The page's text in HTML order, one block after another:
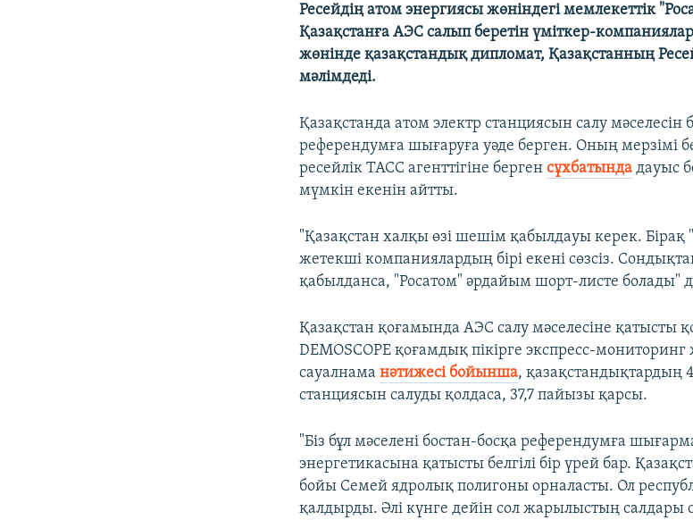
Ресейдің атом энергиясы жөніндегі мемлекеттік
Қазақстанға АЭС салып беретін үміткер-
жөнінде қазақстандық дипломат, Қазақстанның
мәлімдеді.
Қазақстанда атом электр станциясын салу мәселесін
референдумға шығаруға уәде берген. Оның мерзімі
ресейлік ТАСС агенттігіне бергенсұхбатында дауыс
мүмкін екенін айтты.
"Қазақстан халқы өзі шешім қабылдауы керек. Бірақ
жетекші компаниялардың бірі екені сөзсіз.
қабылданса, "Росатом" әрдайым шорт-листе болады"
Қазақстан қоғамында АЭС салу мәселесіне қатысты
DEMOSCOPE қоғамдық пікірге экспресс-
сауалнаманәтижесі бойынша, қазақстандықтардың
станциясын салуды қолдаса, 37,7 пайызы қарсы.
"Біз бұл мәселені бостан-босқа референдумға
энергетикасына қатысты белгілі бір үрей бар.
бойы Семей ядролық полигоны орналасты. Ол
қалдырды. Әлі күнге дейін сол жарылыстың салдары